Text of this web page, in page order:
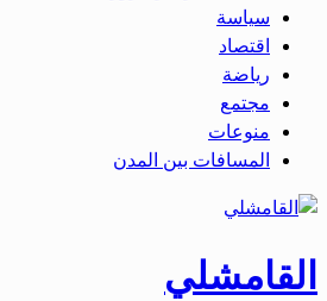
سياسة
اقتصاد
رياضة
مجتمع
منوعات
المسافات بين المدن
القامشلي